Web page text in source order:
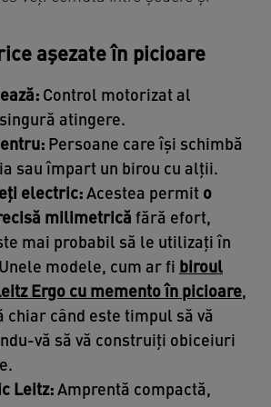
așezate în picioare
Control motorizat al
atingere.
Persoane care își schimbă
sau împart un birou cu alții.
electric: Acestea permit o
milimetrică fără efort,
mai probabil să le utilizați în
modele, cum ar fi biroul
Ergo cu memento în picioare,
chiar când este timpul să vă
vă să vă construiți obiceiuri
Leitz: Amprentă compactă,